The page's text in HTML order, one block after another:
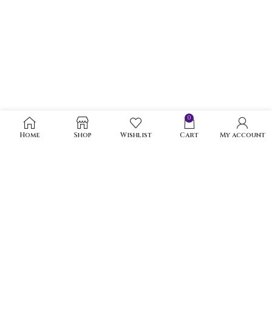
Home Shop Wishlist
0
Cart My account